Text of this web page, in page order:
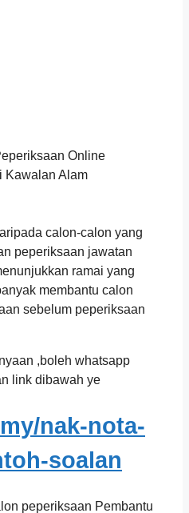
calon-calon yang
peperiksaan jawatan
ramai yang
membantu calon
sebelum peperiksaan
,boleh whatsapp
link dibawah ye
nak-nota-
soalan
peperiksaan Pembantu